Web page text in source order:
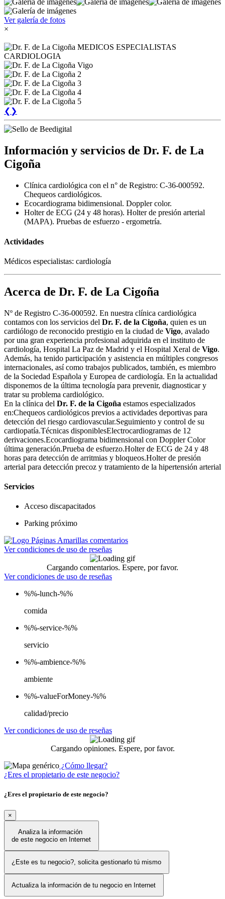
Ver galería de fotos
×
❮ ❯
Información y servicios de Dr. F. de La
Cigoña
Clínica cardiológica con el n° de Registro: C-36-000592.
Chequeos cardiológicos.
Ecocardiograma bidimensional. Doppler color.
Holter de ECG (24 y 48 horas). Holter de presión arterial
(MAPA). Pruebas de esfuerzo - ergometría.
Actividades
Médicos especialistas: cardiología
Acerca de Dr. F. de La Cigoña
Nº de Registro C-36-000592. En nuestra clínica cardiológica
contamos con los servicios del Dr. F. de la Cigoña, quien es un
cardiólogo de reconocido prestigio en la ciudad de Vigo, avalado
por una gran experiencia profesional adquirida en el instituto de
cardiología, Hospital La Paz de Madrid y el Hospital Xeral de Vigo.
Además, ha tenido participación y asistencia en múltiples congresos
internacionales, así como trabajos publicados, también, es miembro
de la Sociedad Española y Europea de cardiología. En la actualidad
disponemos de la última tecnología para prevenir, diagnosticar y
tratar su problema cardiológico.
En la clínica del Dr. F. de la Cigoña estamos especializados
en:Chequeos cardiológicos previos a actividades deportivas para
detección del riesgo cardiovascular.Seguimiento y control de su
cardiopatía.Técnicas disponiblesElectrocardiogramas de 12
derivaciones.Ecocardiograma bidimensional con Doppler Color
última generación.Prueba de esfuerzo.Holter de ECG de 24 y 48
horas para detección de arritmias y bloqueos.Holter de presión
arterial para detección precoz y tratamiento de la hipertensión arterial
Servicios
Acceso discapacitados
Parking próximo
Ver condiciones de uso de reseñas
Cargando comentarios. Espere, por favor.
Ver condiciones de uso de reseñas
%%-lunch-%%
comida
%%-service-%%
servicio
%%-ambience-%%
ambiente
%%-valueForMoney-%%
calidad/precio
Ver condiciones de uso de reseñas
Cargando opiniones. Espere, por favor.
¿Cómo llegar?
¿Eres el propietario de este negocio?
¿Eres el propietario de este negocio?
×
Analiza la información
de este negocio en Internet
¿Este es tu negocio?, solicita gestionarlo tú mismo
Actualiza la información de tu negocio en Internet